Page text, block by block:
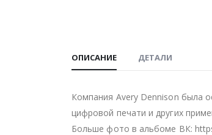
ОПИСАНИЕ ДЕТАЛИ
Компания Avery Dennison была
цифровой печати и других
Больше фото в альбоме ВК: